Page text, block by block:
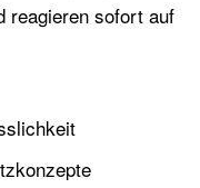
reagieren sofort auf